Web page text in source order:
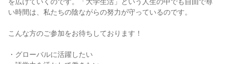
い時間は、私たちの陰ながらの努力が守っているのです。
こんな方のご参加をお待ちしております！
・グローバルに活躍したい